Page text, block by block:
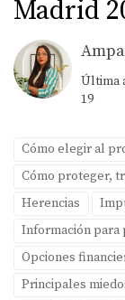
Madrid
Última
19
Cómo elegir al
Cómo proteger,
Herencias
Información para
Opciones
Principales